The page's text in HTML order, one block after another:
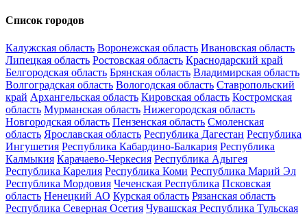
Список городов
Калужская область Воронежская область Ивановская область
Липецкая область Ростовская область Краснодарский край
Белгородская область Брянская область Владимирская область
Волгоградская область Вологодская область Ставропольский
край Архангельская область Кировская область Костромская
область Мурманская область Нижегородская область
Новгородская область Пензенская область Смоленская
область Ярославская область Республика Дагестан Республика
Ингушетия Республика Кабардино-Балкария Республика
Калмыкия Карачаево-Черкесия Республика Адыгея
Республика Карелия Республика Коми Республика Марий Эл
Республика Мордовия Чеченская Республика Псковская
область Ненецкий АО Курская область Рязанская область
Республика Северная Осетия Чувашская Республика Тульская